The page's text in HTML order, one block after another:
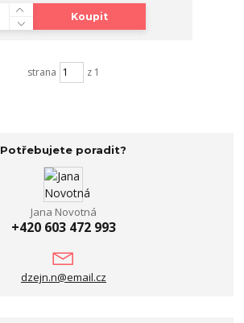
Koupit
strana z 1
Potřebujete poradit?
Jana Novotná
+420 603 472 993
dzejn.n@email.cz